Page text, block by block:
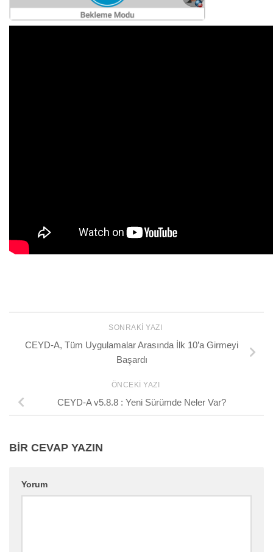
SONRAKI YAZI
CEYD-A, Tüm Uygulamalar Arasında İlk 10’a Girmeyi
Başardı
ÖNCEKI YAZI
CEYD-A v5.8.8 : Yeni Sürümde Neler Var?
BIR CEVAP YAZIN
Yorum